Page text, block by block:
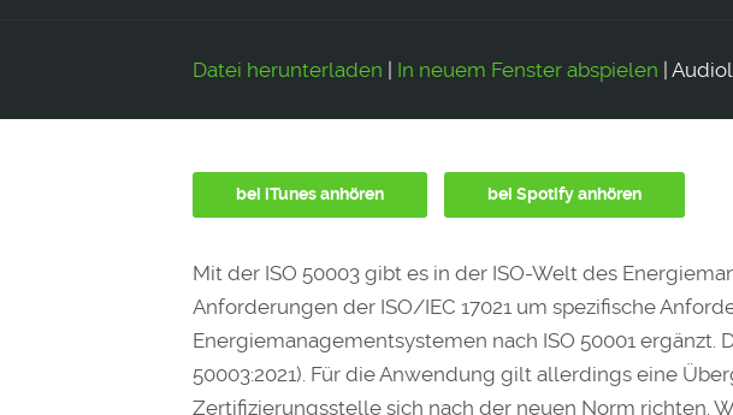
Datei herunterladen | In neuem Fenster abspielen |
bei iTunes anhören bei Spotify anhören
Mit der ISO 50003 gibt es in der ISO-Welt des
Anforderungen der ISO/IEC 17021 um spezifische
Energiemanagementsystemen nach ISO 50001 ergänzt.
50003:2021). Für die Anwendung gilt allerdings eine
Zertifizierungsstelle sich nach der neuen Norm richten.